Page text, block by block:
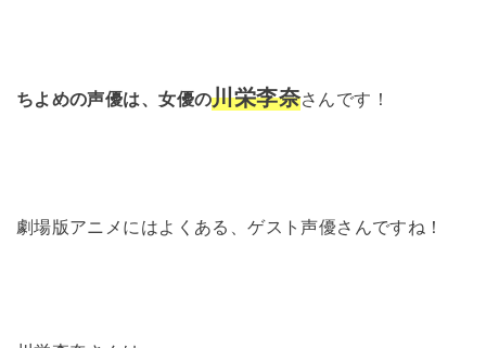
ちよめの声優は、女優の川栄李奈さんです！
劇場版アニメにはよくある、ゲスト声優さんですね！